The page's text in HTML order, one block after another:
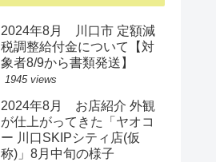
2024年8月 川口市 定額減
税調整給付金について【対
象者8/9から書類発送】
1945 views
2024年8月 お店紹介 外観
が仕上がってきた「ヤオコ
ー 川口SKIPシティ店(仮
称)」8月中旬の様子